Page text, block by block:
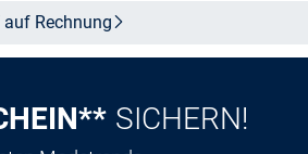
auf Rechnung
SICHERN!